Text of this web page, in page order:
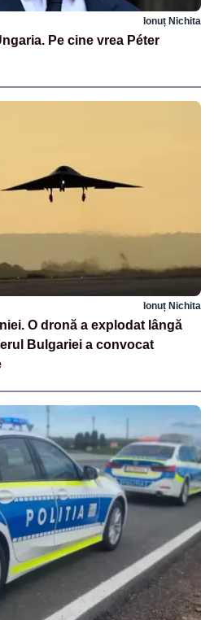
Ionuț Nichita
Pe cine vrea Péter
Ionuț Nichita
O dronă a explodat lângă
Bulgariei a convocat